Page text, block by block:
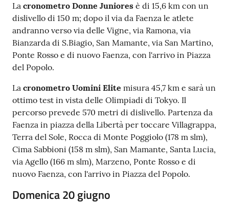
La cronometro Donne Juniores è di 15,6 km con un
dislivello di 150 m; dopo il via da Faenza le atlete
andranno verso via delle Vigne, via Ramona, via
Bianzarda di S.Biagio, San Mamante, via San Martino,
Ponte Rosso e di nuovo Faenza, con l'arrivo in Piazza
del Popolo.
La cronometro Uomini Elite misura 45,7 km e sarà un
ottimo test in vista delle Olimpiadi di Tokyo. Il
percorso prevede 570 metri di dislivello. Partenza da
Faenza in piazza della Libertà per toccare Villagrappa,
Terra del Sole, Rocca di Monte Poggiolo (178 m slm),
Cima Sabbioni (158 m slm), San Mamante, Santa Lucia,
via Agello (166 m slm), Marzeno, Ponte Rosso e di
nuovo Faenza, con l'arrivo in Piazza del Popolo.
Domenica 20 giugno